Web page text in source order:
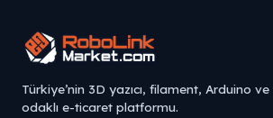
Türkiye’nin 3D yazıcı, filament, Arduino
odaklı e-ticaret platformu.